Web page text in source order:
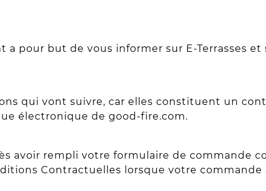
a pour but de vous informer sur E-Terrasses
qui vont suivre, car elles constituent un
électronique de good-fire.com.
avoir rempli votre formulaire de commande
Contractuelles lorsque votre commande